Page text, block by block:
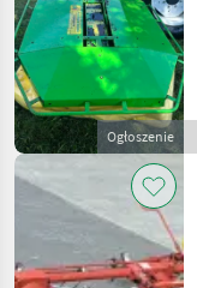
Ogłoszenie